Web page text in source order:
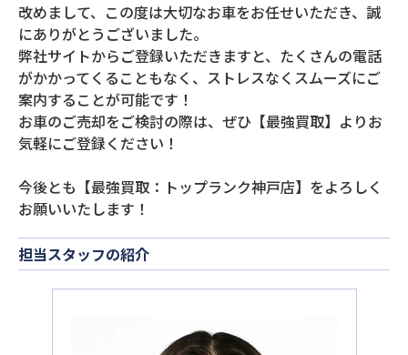
改めまして、この度は大切なお車をお任せいただき、誠
にありがとうございました。
弊社サイトからご登録いただきますと、たくさんの電話
がかかってくることもなく、ストレスなくスムーズにご
案内することが可能です！
お車のご売却をご検討の際は、ぜひ【最強買取】よりお
気軽にご登録ください！
今後とも【最強買取：トップランク神戸店】をよろしく
お願いいたします！
担当スタッフの紹介